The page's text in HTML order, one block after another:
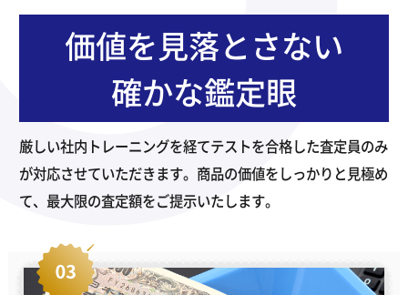
価値を見落とさない
確かな鑑定眼
厳しい社内トレーニングを経てテストを合格した査定員のみ
が対応させていただきます。商品の価値をしっかりと見極め
て、最大限の査定額をご提示いたします。